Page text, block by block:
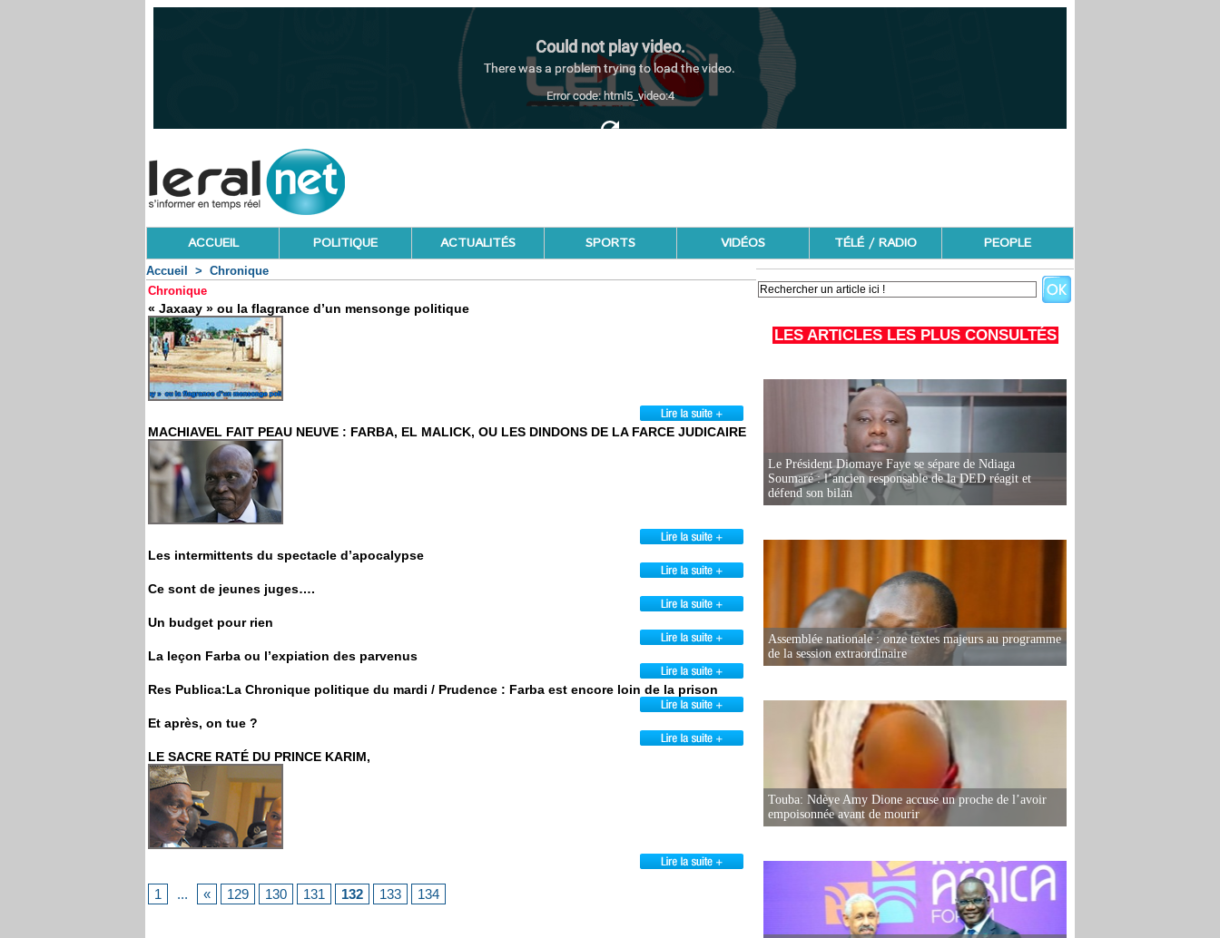
ACCUEIL POLITIQUE ACTUALITÉS SPORTS VIDÉOS TÉLÉ / RADIO PEOPLE
Accueil > Chronique
Chronique
« Jaxaay » ou la flagrance d’un mensonge politique
MACHIAVEL FAIT PEAU NEUVE : FARBA, EL MALICK, OU LES DINDONS DE LA FARCE JUDICAIRE
Les intermittents du spectacle d’apocalypse
Ce sont de jeunes juges….
Un budget pour rien
La leçon Farba ou l’expiation des parvenus
Res Publica:La Chronique politique du mardi / Prudence : Farba est encore loin de la prison
Et après, on tue ?
LE SACRE RATÉ DU PRINCE KARIM,
1 ... « 129 130 131 132 133 134
LES ARTICLES LES PLUS CONSULTÉS
Le Président Diomaye Faye se sépare de Ndiaga
Soumaré : l’ancien responsable de la DED réagit et
défend son bilan
Assemblée nationale : onze textes majeurs au programme
de la session extraordinaire
Touba: Ndèye Amy Dione accuse un proche de l’avoir
empoisonnée avant de mourir